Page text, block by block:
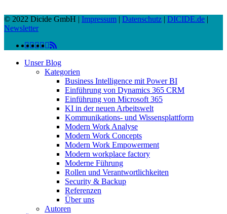
© 2022 Dicide GmbH | Impressum | Datenschutz | DICIDE.de |
Newsletter
twitter
facebook
linkedinyoutube
RSS
instagram
spotify
vk
Close
Unser Blog
Kategorien
Business Intelligence mit Power BI
Einführung von Dynamics 365 CRM
Einführung von Microsoft 365
KI in der neuen Arbeitswelt
Kommunikations- und Wissensplattform
Modern Work Analyse
Modern Work Concepts
Modern Work Empowerment
Modern workplace factory
Moderne Führung
Rollen und Verantwortlichkeiten
Security & Backup
Referenzen
Über uns
Autoren